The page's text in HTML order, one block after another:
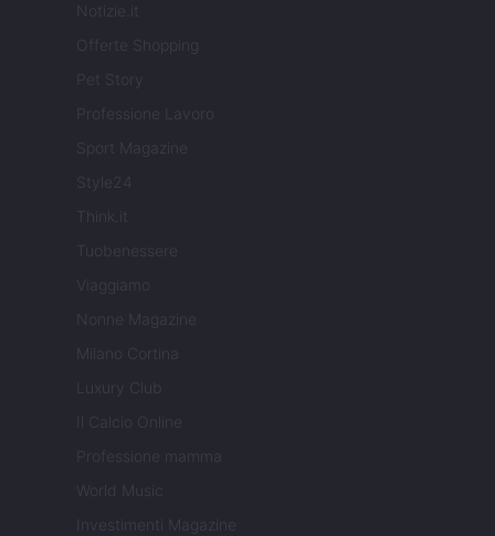
Notizie.it
Offerte Shopping
Pet Story
Professione Lavoro
Sport Magazine
Style24
Think.it
Tuobenessere
Viaggiamo
Nonne Magazine
Milano Cortina
Luxury Club
Il Calcio Online
Professione mamma
World Music
Investimenti Magazine